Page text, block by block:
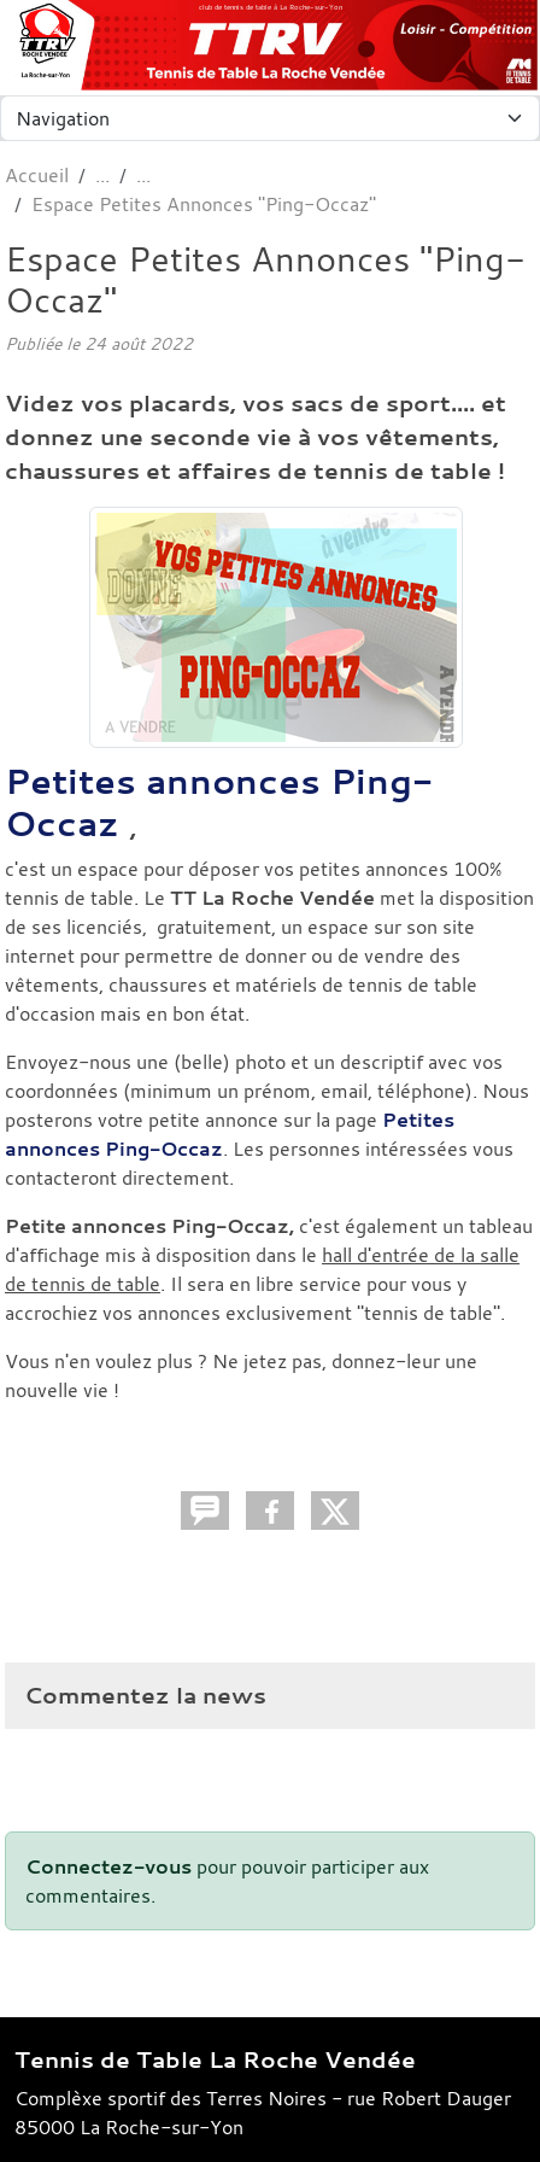
club de tennis de table à La Roche-sur-Yon
Accueil
Espace Petites Annonces "Ping-Occaz"
Espace Petites Annonces "Ping-
Occaz"
Publiée le 24 août 2022
Videz vos placards, vos sacs de sport.... et
donnez une seconde vie à vos vêtements,
chaussures et affaires de tennis de table !
Petites annonces Ping-
Occaz ,
c'est un espace pour déposer vos petites annonces 100%
tennis de table. Le TT La Roche Vendée met la disposition
de ses licenciés, gratuitement, un espace sur son site
internet pour permettre de donner ou de vendre des
vêtements, chaussures et matériels de tennis de table
d'occasion mais en bon état.
Envoyez-nous une (belle) photo et un descriptif avec vos
coordonnées (minimum un prénom, email, téléphone). Nous
posterons votre petite annonce sur la page Petites
annonces Ping-Occaz. Les personnes intéressées vous
contacteront directement.
Petite annonces Ping-Occaz, c'est également un tableau
d'affichage mis à disposition dans le hall d'entrée de la salle
de tennis de table. Il sera en libre service pour vous y
accrochiez vos annonces exclusivement "tennis de table".
Vous n'en voulez plus ? Ne jetez pas, donnez-leur une
nouvelle vie !
Commentez la news
Connectez-vous pour pouvoir participer aux
commentaires.
Tennis de Table La Roche Vendée
Complèxe sportif des Terres Noires - rue Robert Dauger
85000 La Roche-sur-Yon
Panneau de gestion des cookies